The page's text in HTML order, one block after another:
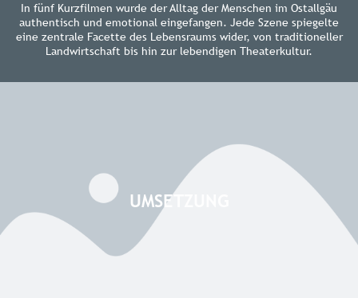
Folge 5 2:00
In fünf Kurzfilmen wurde der Alltag der Menschen im Ostallgäu
authentisch und emotional eingefangen. Jede Szene spiegelte
eine zentrale Facette des Lebensraums wider, von traditioneller
Landwirtschaft bis hin zur lebendigen Theaterkultur.
UMSETZUNG